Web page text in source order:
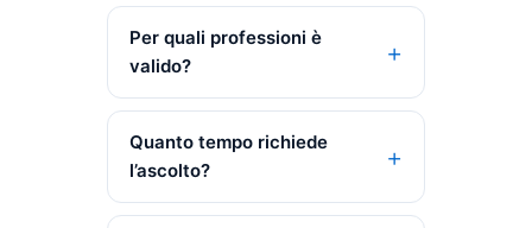
Per quali professioni è
valido?
Quanto tempo richiede
l’ascolto?